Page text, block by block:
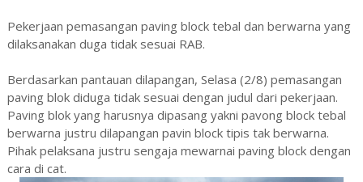
Pekerjaan pemasangan paving block tebal dan berwarna yang
dilaksanakan duga tidak sesuai RAB.
Berdasarkan pantauan dilapangan, Selasa (2/8) pemasangan
paving blok diduga tidak sesuai dengan judul dari pekerjaan.
Paving blok yang harusnya dipasang yakni pavong block tebal
berwarna justru dilapangan pavin block tipis tak berwarna.
Pihak pelaksana justru sengaja mewarnai paving block dengan
cara di cat.